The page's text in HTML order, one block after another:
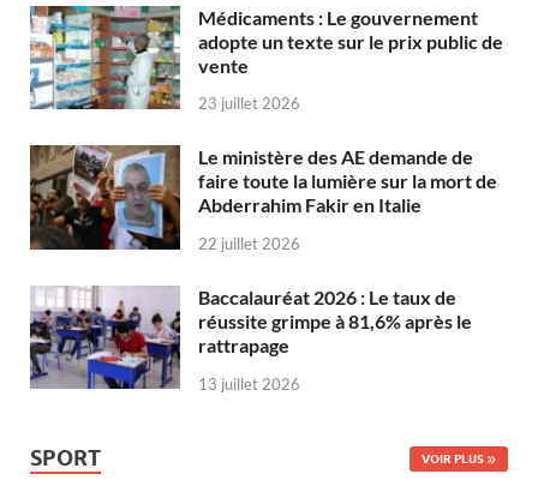
Médicaments : Le gouvernement
adopte un texte sur le prix public de
vente
23 juillet 2026
Le ministère des AE demande de
faire toute la lumière sur la mort de
Abderrahim Fakir en Italie
22 juillet 2026
Baccalauréat 2026 : Le taux de
réussite grimpe à 81,6% après le
rattrapage
13 juillet 2026
SPORT VOIR PLUS